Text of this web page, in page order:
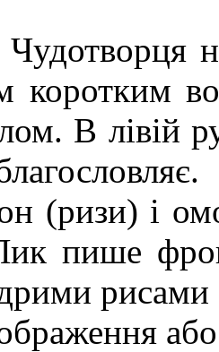
коротким
В лівій
(ризи) і
пише
рисами